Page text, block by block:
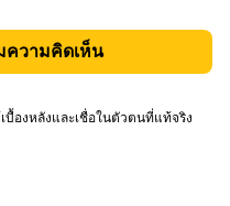
ความคิดเห็น
บื้องหลังและเชื่อในตัวตนที่แท้จริง